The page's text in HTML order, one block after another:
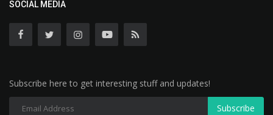
SOCIAL MEDIA
Subscribe here to get interesting stuff and updates!
Subscribe